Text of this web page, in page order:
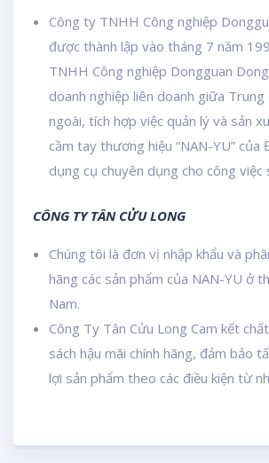
Công ty TNHH Công nghiệp
được thành lập vào tháng 7 năm
TNHH Công nghiệp Dongguan
doanh nghiệp liên doanh giữa
ngoài, tích hợp việc quản lý và sản
cầm tay thương hiệu “NAN-YU” của
dụng cụ chuyên dụng cho công
CÔNG TY TÂN CỬU LONG
Chúng tôi là đơn vị nhập khẩu và
hãng các sản phẩm của NAN-YU ở
Nam.
Công Ty Tân Cửu Long Cam kết
sách hậu mãi chính hãng, đảm bảo
lợi sản phẩm theo các điều kiện từ